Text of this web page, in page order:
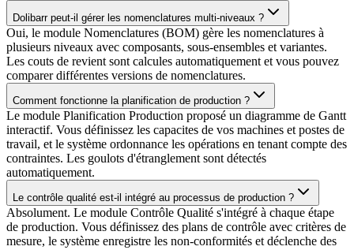
Dolibarr peut-il gérer les nomenclatures multi-niveaux ?
Oui, le module Nomenclatures (BOM) gère les nomenclatures à
plusieurs niveaux avec composants, sous-ensembles et variantes.
Les couts de revient sont calcules automatiquement et vous pouvez
comparer différentes versions de nomenclatures.
Comment fonctionne la planification de production ?
Le module Planification Production proposé un diagramme de Gantt
interactif. Vous définissez les capacites de vos machines et postes de
travail, et le système ordonnance les opérations en tenant compte des
contraintes. Les goulots d'étranglement sont détectés
automatiquement.
Le contrôle qualité est-il intégré au processus de production ?
Absolument. Le module Contrôle Qualité s'intégré à chaque étape
de production. Vous définissez des plans de contrôle avec critères de
mesure, le système enregistre les non-conformités et déclenche des